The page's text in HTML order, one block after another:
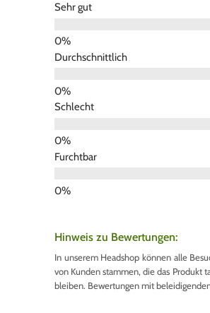
Sehr gut
Durchschnittlich
Schlecht
Furchtbar
Hinweis zu Bewertungen:
In unserem Headshop können alle
von Kunden stammen, die das Produkt
bleiben. Bewertungen mit